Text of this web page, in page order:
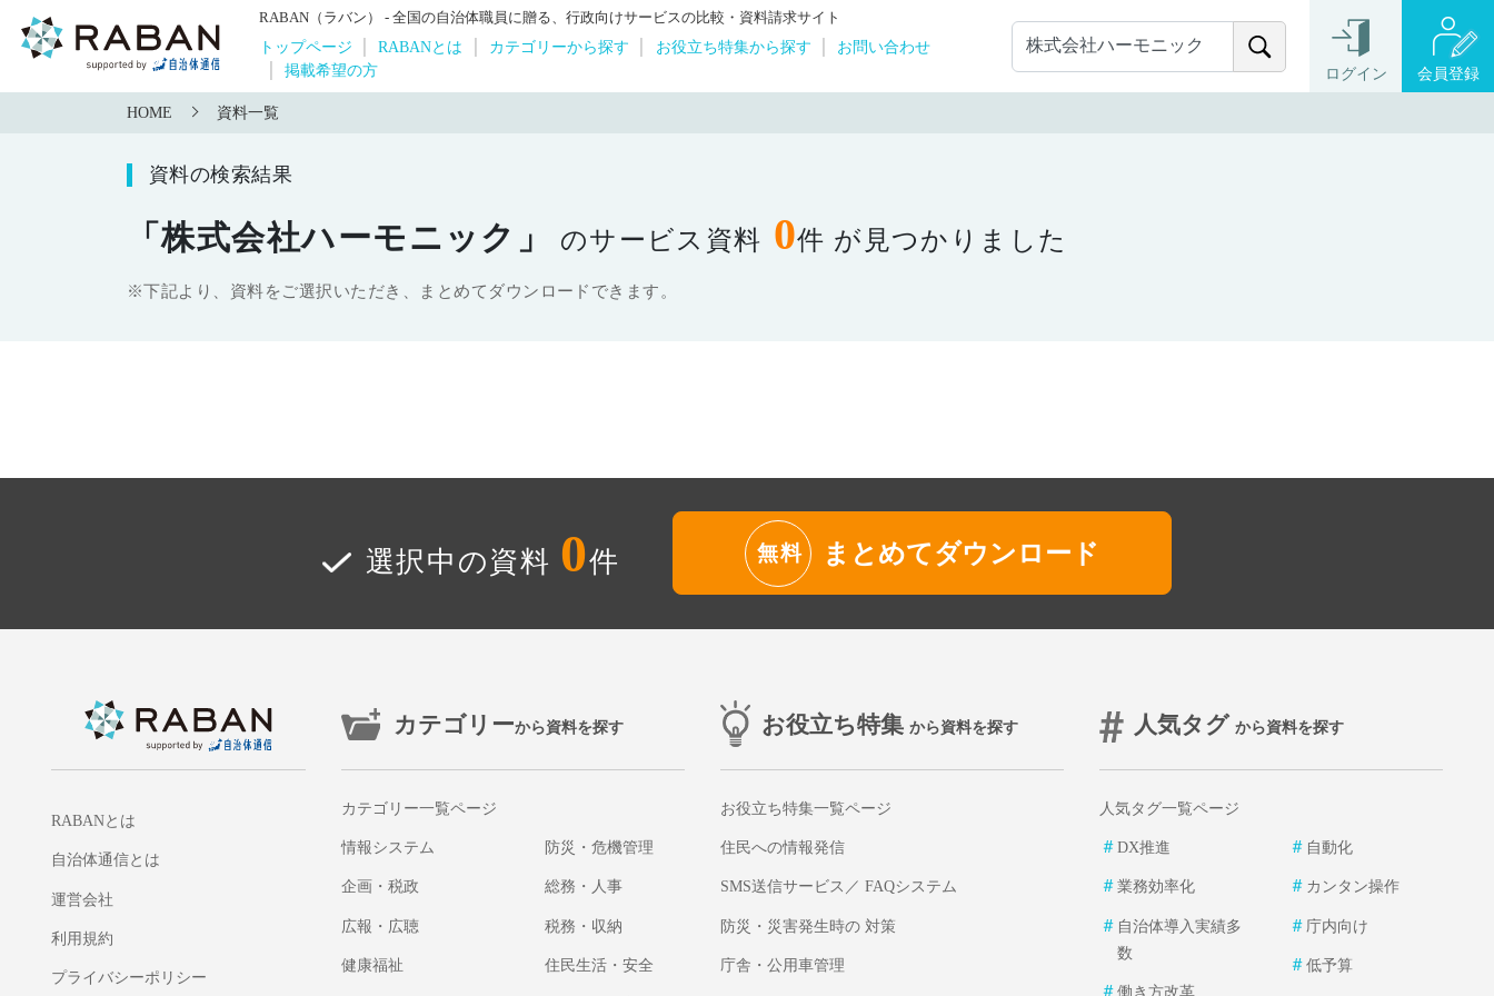
RABAN（ラバン） - 全国の自治体職員に贈る、行政向けサービスの比較・資料請求サイト
トップページ RABANとは カテゴリーから探す お役立ち特集から探す
お問い合わせ
掲載希望の方
ログイン 会員登録
HOME 資料一覧
資料の検索結果
「株式会社ハーモニック」 のサービス資料 0件 が見つかりました
※下記より、資料をご選択いただき、まとめてダウンロードできます。
選択中の資料 0件 無料 まとめてダウンロード
RABANとは
自治体通信とは
運営会社
利用規約
プライバシーポリシー
カテゴリーから資料を探す
カテゴリー一覧ページ
情報システム
企画・税政
広報・広聴
健康福祉
防災・危機管理
総務・人事
税務・収納
住民生活・安全
お役立ち特集 から資料を探す
お役立ち特集一覧ページ
住民への情報発信
SMS送信サービス／ FAQシステム
防災・災害発生時の 対策
庁舎・公用車管理
人気タグ から資料を探す
人気タグ一覧ページ
＃ DX推進
＃ 業務効率化
＃ 自治体導入実績多
数
＃ 働き方改革
＃ 自動化
＃ カンタン操作
＃ 庁内向け
＃低予算